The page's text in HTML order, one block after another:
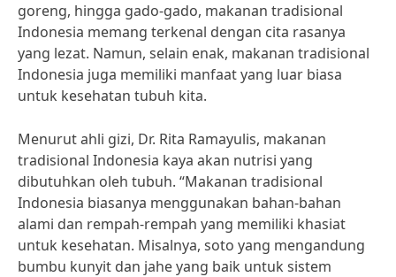
goreng, hingga gado-gado, makanan tradisional
Indonesia memang terkenal dengan cita rasanya
yang lezat. Namun, selain enak, makanan tradisional
Indonesia juga memiliki manfaat yang luar biasa
untuk kesehatan tubuh kita.
Menurut ahli gizi, Dr. Rita Ramayulis, makanan
tradisional Indonesia kaya akan nutrisi yang
dibutuhkan oleh tubuh. “Makanan tradisional
Indonesia biasanya menggunakan bahan-bahan
alami dan rempah-rempah yang memiliki khasiat
untuk kesehatan. Misalnya, soto yang mengandung
bumbu kunyit dan jahe yang baik untuk sistem